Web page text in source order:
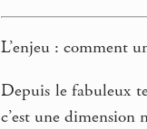
L’enjeu : comment
Depuis le fabuleux
c’est une dimension